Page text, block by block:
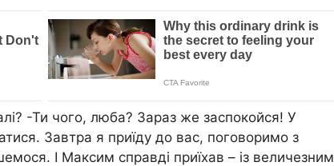
-Ти чого, люба? Зараз же заспокойся! У
Завтра я приїду до вас, поговоримо з
І Максим справді приїхав – із величезним